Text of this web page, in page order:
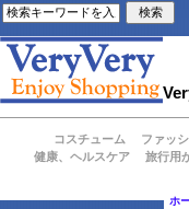
コスチューム ファッ
健康、ヘルスケア
旅行用
ホ